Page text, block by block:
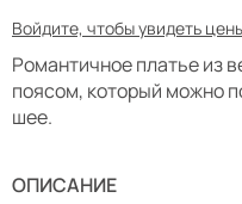
Войдите, чтобы увидеть
Романтичное платье из
поясом, который можно
шее.
ОПИСАНИЕ